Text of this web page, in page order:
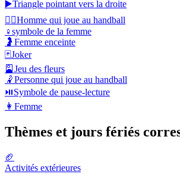
▶️Triangle pointant vers la droite
🤾‍♂️Homme qui joue au handball
♀️symbole de la femme
🤰 Femme enceinte
🃏Joker
🎴 Jeu des fleurs
🤾Personne qui joue au handball
⏯️Symbole de pause-lecture
👩 Femme
Thèmes et jours fériés
🏈
Activités extérieures